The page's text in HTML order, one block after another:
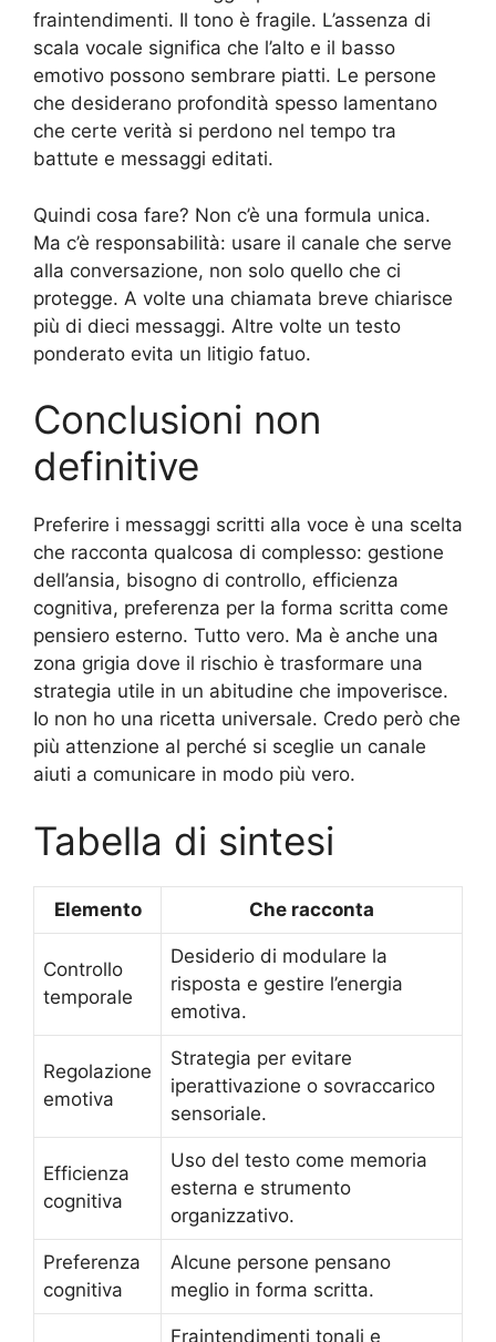
fraintendimenti. Il tono è fragile. L’assenza di
scala vocale significa che l’alto e il basso
emotivo possono sembrare piatti. Le persone
che desiderano profondità spesso lamentano
che certe verità si perdono nel tempo tra
battute e messaggi editati.
Quindi cosa fare? Non c’è una formula unica.
Ma c’è responsabilità: usare il canale che serve
alla conversazione, non solo quello che ci
protegge. A volte una chiamata breve chiarisce
più di dieci messaggi. Altre volte un testo
ponderato evita un litigio fatuo.
Conclusioni non
definitive
Preferire i messaggi scritti alla voce è una scelta
che racconta qualcosa di complesso: gestione
dell’ansia, bisogno di controllo, efficienza
cognitiva, preferenza per la forma scritta come
pensiero esterno. Tutto vero. Ma è anche una
zona grigia dove il rischio è trasformare una
strategia utile in un abitudine che impoverisce.
Io non ho una ricetta universale. Credo però che
più attenzione al perché si sceglie un canale
aiuti a comunicare in modo più vero.
Tabella di sintesi
Elemento Che racconta
Controllo
temporale
Desiderio di modulare la
risposta e gestire l’energia
emotiva.
Regolazione
emotiva
Strategia per evitare
iperattivazione o sovraccarico
sensoriale.
Efficienza
cognitiva
Uso del testo come memoria
esterna e strumento
organizzativo.
Preferenza
cognitiva
Alcune persone pensano
meglio in forma scritta.
Fraintendimenti tonali e